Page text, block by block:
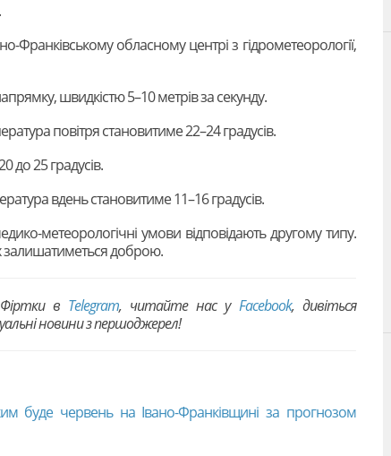
Франківському обласному центрі з гідрометеорології,
швидкістю 5–10 метрів за секунду.
повітря становитиме 22–24 градусів.
до 25 градусів.
вдень становитиме 11–16 градусів.
метеорологічні умови відповідають другому типу.
залишатиметься доброю.
в Telegram, читайте нас у Facebook, дивіться
новини з першоджерел!
буде червень на Івано-Франківщині за прогнозом